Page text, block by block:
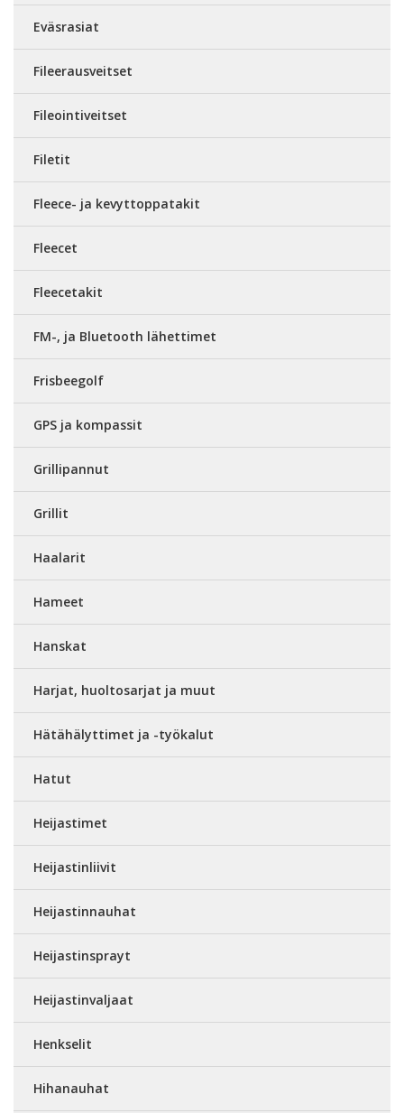
Eväsrasiat
Fileerausveitset
Fileointiveitset
Filetit
Fleece- ja kevyttoppatakit
Fleecet
Fleecetakit
FM-, ja Bluetooth lähettimet
Frisbeegolf
GPS ja kompassit
Grillipannut
Grillit
Haalarit
Hameet
Hanskat
Harjat, huoltosarjat ja muut
Hätähälyttimet ja -työkalut
Hatut
Heijastimet
Heijastinliivit
Heijastinnauhat
Heijastinsprayt
Heijastinvaljaat
Henkselit
Hihanauhat